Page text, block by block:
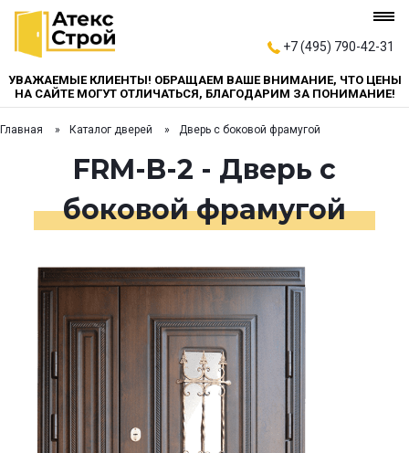
+7 (495) 790-42-31
УВАЖАЕМЫЕ КЛИЕНТЫ! ОБРАЩАЕМ ВАШЕ ВНИМАНИЕ, ЧТО ЦЕНЫ
НА САЙТЕ МОГУТ ОТЛИЧАТЬСЯ, БЛАГОДАРИМ ЗА ПОНИМАНИЕ!
Главная Каталог дверей Дверь с боковой фрамугой
FRM-B-2 - Дверь с
боковой фрамугой